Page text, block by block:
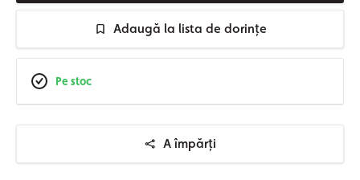
Adaugă la lista de dorințe
Pe stoc
A împărți